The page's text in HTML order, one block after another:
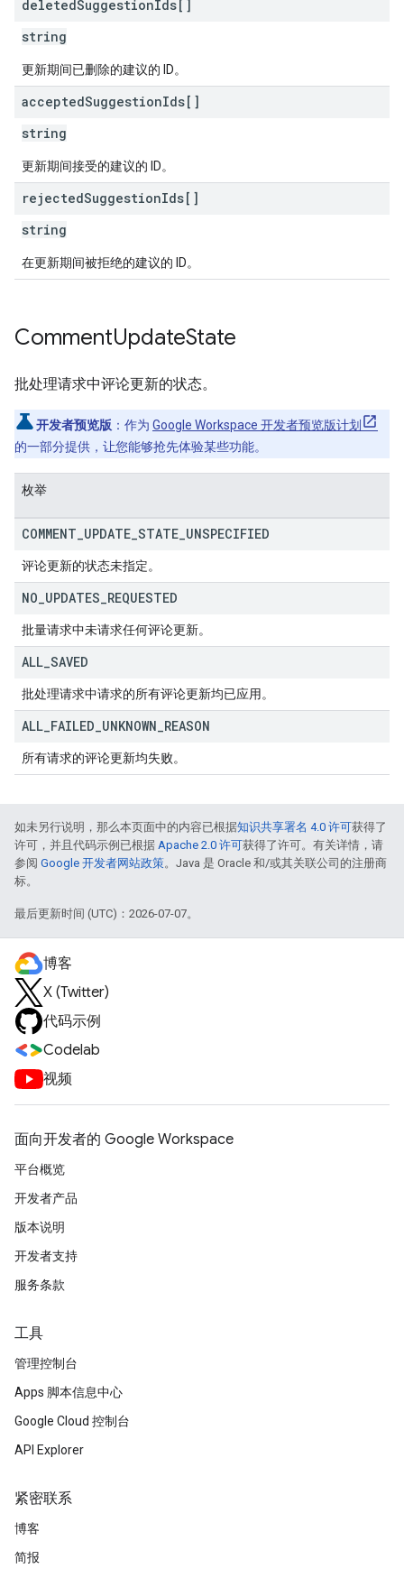
deletedSuggestionIds[]
string
更新期间已删除的建议的 ID。
acceptedSuggestionIds[]
string
更新期间接受的建议的 ID。
rejectedSuggestionIds[]
string
在更新期间被拒绝的建议的 ID。
CommentUpdateState
批处理请求中评论更新的状态。
开发者预览版 ：作为 Google Workspace 开发者预览版计划
的一部分提供，让您能够抢先体验某些功能。
枚举
COMMENT UPDATE STATE UNSPECIFIED
评论更新的状态未指定。
NO UPDATES REQUESTED
批量请求中未请求任何评论更新。
ALL SAVED
批处理请求中请求的所有评论更新均已应用。
ALL FAILED UNKNOWN REASON
所有请求的评论更新均失败。
如未另行说明，那么本页面中的内容已根据知识共享署名 4.0 许可获得了
许可，并且代码示例已根据 Apache 2.0 许可获得了许可。有关详情，请
参阅 Google 开发者网站政策。Java 是 Oracle 和/或其关联公司的注册商
标。
最后更新时间 (UTC)：2026-07-07。
博客
X (Twitter)
代码示例
Codelab
视频
面向开发者的 Google Workspace
平台概览
开发者产品
版本说明
开发者支持
服务条款
工具
管理控制台
Apps 脚本信息中心
Google Cloud 控制台
API Explorer
紧密联系
博客
简报